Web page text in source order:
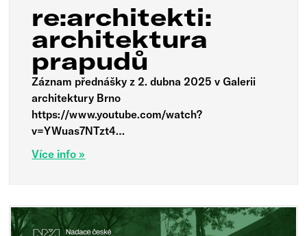
re:architekti:
architektura
prapudů
Záznam přednášky z 2. dubna 2025 v Galerii
architektury Brno
https://www.youtube.com/watch?
v=YWuas7NTzt4…
Více info »